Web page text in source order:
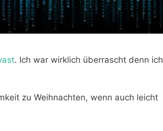
. Ich war wirklich überrascht denn ich
zu Weihnachten, wenn auch leicht